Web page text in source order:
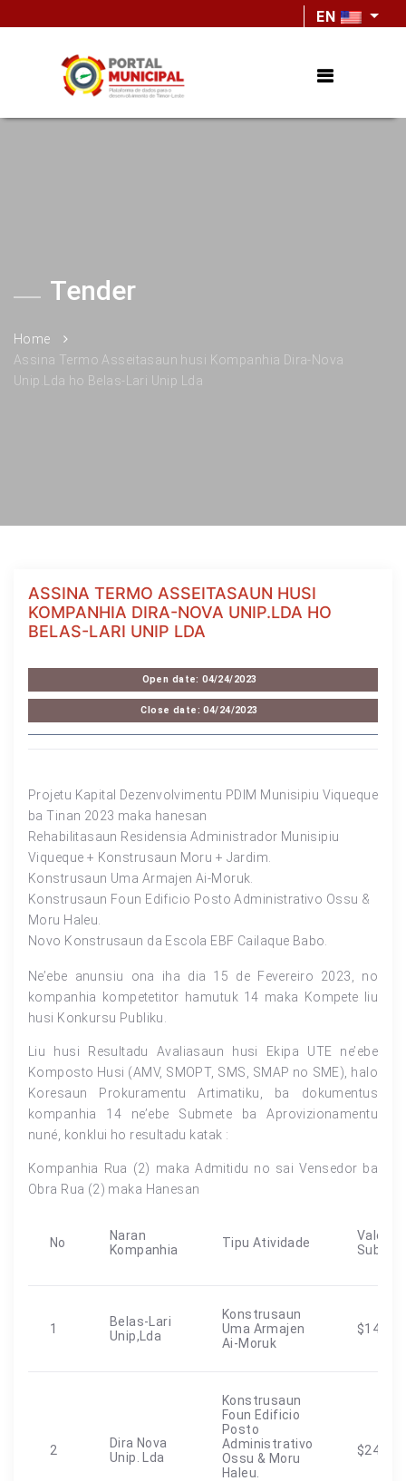
EN
Tender
Home
Assina Termo Asseitasaun husi Kompanhia Dira-Nova
Unip.Lda ho Belas-Lari Unip Lda
ASSINA TERMO ASSEITASAUN HUSI
KOMPANHIA DIRA-NOVA UNIP.LDA HO
BELAS-LARI UNIP LDA
Open date: 04/24/2023
Close date: 04/24/2023
Projetu Kapital Dezenvolvimentu PDIM Munisipiu Viqueque
ba Tinan 2023 maka hanesan
Rehabilitasaun Residensia Administrador Munisipiu
Viqueque + Konstrusaun Moru + Jardim.
Konstrusaun Uma Armajen Ai-Moruk.
Konstrusaun Foun Edificio Posto Administrativo Ossu &
Moru Haleu.
Novo Konstrusaun da Escola EBF Cailaque Babo.
Ne’ebe anunsiu ona iha dia 15 de Fevereiro 2023, no
kompanhia kompetetitor hamutuk 14 maka Kompete liu
husi Konkursu Publiku.
Liu husi Resultadu Avaliasaun husi Ekipa UTE ne’ebe
Komposto Husi (AMV, SMOPT, SMS, SMAP no SME), halo
Koresaun Prokuramentu Artimatiku, ba dokumentus
kompanhia 14 ne’ebe Submete ba Aprovizionamentu
nuné, konklui ho resultadu katak :
Kompanhia Rua (2) maka Admitidu no sai Vensedor ba
Obra Rua (2) maka Hanesan
No
Naran
Kompanhia
Tipu Atividade
Valor
1
Belas-Lari
Unip,Lda
Konstrusaun
Uma Armajen
Ai-Moruk
2
Dira Nova
Unip. Lda
Konstrusaun
Foun Edificio
Posto
Administrativo
Ossu & Moru
Haleu.